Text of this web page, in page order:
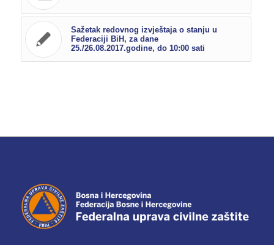
Sažetak redovnog izvještaja o stanju u
Federaciji BiH, za dane
25./26.08.2017.godine, do 10:00 sati